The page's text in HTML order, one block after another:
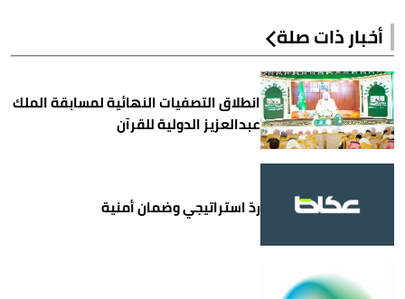
أخبار ذات صلة
انطلاق التصفيات النهائية لمسابقة الملك
عبدالعزيز الدولية للقرآن
ردّ استراتيجي وضمان أمنية